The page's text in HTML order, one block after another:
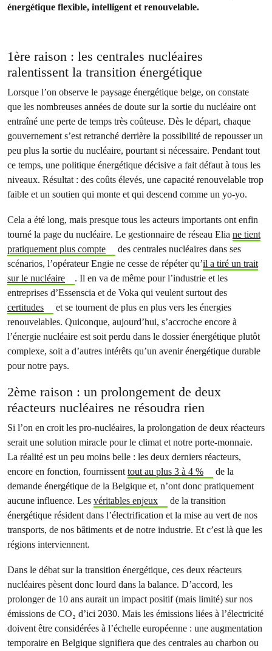
énergétique flexible, intelligent et renouvelable.
1ère raison : les centrales nucléaires
ralentissent la transition énergétique
Lorsque l’on observe le paysage énergétique belge, on constate
que les nombreuses années de doute sur la sortie du nucléaire ont
entraîné une perte de temps très coûteuse. Dès le départ, chaque
gouvernement s’est retranché derrière la possibilité de repousser un
peu plus la sortie du nucléaire, pourtant si nécessaire. Pendant tout
ce temps, une politique énergétique décisive a fait défaut à tous les
niveaux. Résultat : des coûts élevés, une capacité renouvelable trop
faible et un soutien qui monte et qui descend comme un yo-yo.
Cela a été long, mais presque tous les acteurs importants ont enfin
tourné la page du nucléaire. Le gestionnaire de réseau Elia ne tient
pratiquement plus compte
des centrales nucléaires dans ses
scénarios, l’opérateur Engie ne cesse de répéter qu’il a tiré un trait
sur le nucléaire
. Il en va de même pour l’industrie et les
entreprises d’Essenscia et de Voka qui veulent surtout des
certitudes
et se tournent de plus en plus vers les énergies
renouvelables. Quiconque, aujourd’hui, s’accroche encore à
l’énergie nucléaire est soit perdu dans le dossier énergétique plutôt
complexe, soit a d’autres intérêts qu’un avenir énergétique durable
pour notre pays.
2ème raison : un prolongement de deux
réacteurs nucléaires ne résoudra rien
Si l’on en croit les pro-nucléaires, la prolongation de deux réacteurs
serait une solution miracle pour le climat et notre porte-monnaie.
La réalité est un peu moins belle : les deux derniers réacteurs,
encore en fonction, fournissenttout au plus 3 à 4 %
de la
demande énergétique de la Belgique et, n’ont donc pratiquement
aucune influence. Les véritables enjeux
de la transition
énergétique résident dans l’électrification et la mise au vert de nos
transports, de nos bâtiments et de notre industrie. Et c’est là que les
régions interviennent.
Dans le débat sur la transition énergétique, ces deux réacteurs
nucléaires pèsent donc lourd dans la balance. D’accord, les
prolonger de 10 ans aurait un impact positif (mais limité) sur nos
émissions de CO₂ d’ici 2030. Mais les émissions liées à l’électricité
doivent être considérées à l’échelle européenne : une augmentation
temporaire en Belgique signifiera que des centrales au charbon ou